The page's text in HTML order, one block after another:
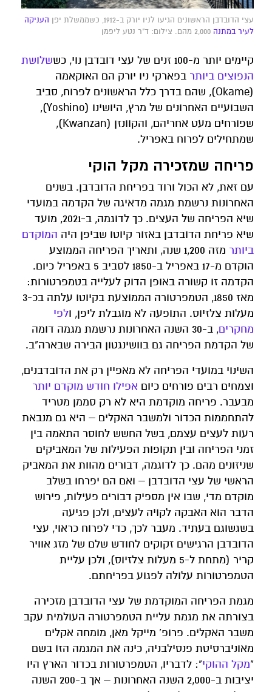
עצי הדובדבן הראשונים הגיעו לניו יורק ב-1912, כשממשלת יפן
העניקה
לעיר במתנה
קיימים יותר מ-100 זנים של עצי דובדבן נוי, כש
שלושת
הנפוצים ביותר בפארקי ניו יורק הם האוקאמה
(Okame), שהם בדרך כלל הראשונים לפרוח, סביב
השבועיים האחרונים של מרץ, היושינו (Yoshino),
שפורחים מעט אחריהם, והקוונזן (Kwanzan),
שמתחילים לפרוח באפריל.
פריחה שמזכירה מקל הוקי
עם זאת, לא הכול ורוד בפריחת הדובדבן. בשנים
האחרונות נרשמת מגמה מדאיגה של הקדמה במועדי
שיא הפריחה של העצים. כך לדוגמה, ב-2021, מועד
שיא פריחת הדובדבן באזור קיוטו שביפן היה המוקדם
ביותר
מזה 1,200 שנה, ותאריך הפריחה הממוצע
הוקדם מ-17 באפריל ב-1850 לסביב 5 באפריל כיום.
הקדמה זו קשורה באופן הדוק לעלייה בטמפרטורות:
מאז 1850, הטמפרטורה הממוצעת בקיוטו עלתה בכ-3
מעלות צלזיוס. התופעה לא מוגבלת ליפן, ולפי
מחקרים
, ב-30 השנה האחרונות נרשמת מגמה דומה
של הקדמת הפריחה גם בוושינגטון הבירה שבארה"ב.
השינוי במועדי הפריחה לא מאפיין רק את הדובדבנים,
וצמחים רבים פורחים כיום אפילו חודש מוקדם יותר
מבעבר. פריחה מוקדמת היא לא רק סממן מטריד
להתחממות הכדור ולמשבר האקלים – היא גם מנבאת
רעות לעצים עצמם, בשל החשש לחוסר התאמה בין
זמני הפריחה ובין תקופות הפעילות של המאביקים
שניזונים מהם. כך לדוגמה, דבורים מהוות את המאביק
הראשי של עצי הדובדבן – ואם הם יפרחו בשלב
מוקדם מדי, שבו אין מספיק דבורים פעילות, פירוש
הדבר הוא האבקה לקויה לעצים, ולכן פגיעה
בשגשוגם בעתיד. מעבר לכך, כדי לפרוח כראוי, עצי
הדובדבן הרגישים זקוקים לחודש שלם של מזג אוויר
קריר (מתחת ל-5 מעלות צלזיוס), ולכן עליית
הטמפרטורות עלולה לפגוע בפריחתם.
מגמת הפריחה המוקדמת של עצי הדובדבן מזכירה
בצורתה את מגמת עליית הטמפרטורה העולמית עקב
משבר האקלים. פרופ' מייקל מאן, מומחה אקלים
מאוניברסיטת פנסילבניה, כינה את המגמה הזו בשם
"מקל ההוקי": לדבריו, הטמפרטורות בכדור הארץ היו
יציבות ב-2,000 השנה האחרונות – אך ב-200 השנה